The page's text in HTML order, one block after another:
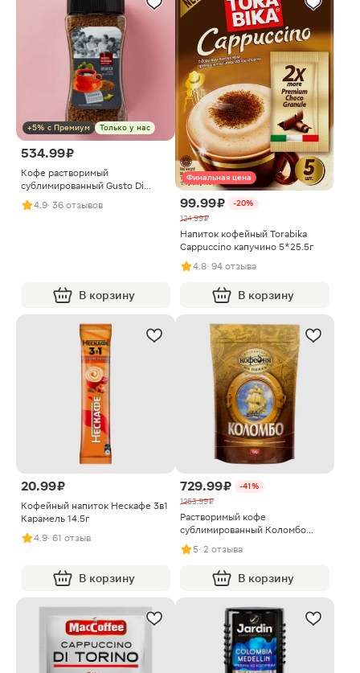
+5% с Премиум Только у нас
534.99 ₽
Кофе растворимый
сублимированный Gusto Di
Roma Arabica 190г
4.9· 36 отзывов
В корзину
Финальная цена
99.99 ₽
-20%
124.99 ₽
Напиток кофейный Torabika
Cappuccino капучино 5*25.5г
4.8· 94 отзыва
В корзину
20.99 ₽
Кофейный напиток Нескафе 3в1
Карамель 14.5г
4.9· 61 отзыв
В корзину
729.99 ₽
-41%
1253.99 ₽
Растворимый кофе
сублимированный Коломбо
Московская кофейня на паяхъ
190г
5· 2 отзыва
В корзину